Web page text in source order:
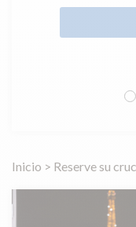
Inicio > Reserve su